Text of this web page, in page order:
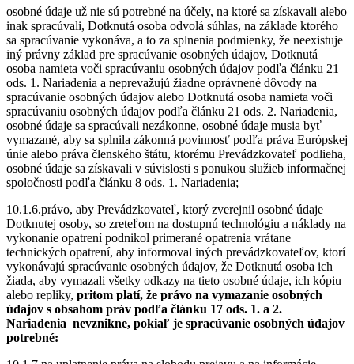
osobné údaje už nie sú potrebné na účely, na ktoré sa získavali alebo
inak spracúvali, Dotknutá osoba odvolá súhlas, na základe ktorého
sa spracúvanie vykonáva, a to za splnenia podmienky, že neexistuje
iný právny základ pre spracúvanie osobných údajov, Dotknutá
osoba namieta voči spracúvaniu osobných údajov podľa článku 21
ods. 1. Nariadenia a neprevažujú žiadne oprávnené dôvody na
spracúvanie osobných údajov alebo Dotknutá osoba namieta voči
spracúvaniu osobných údajov podľa článku 21 ods. 2. Nariadenia,
osobné údaje sa spracúvali nezákonne, osobné údaje musia byť
vymazané, aby sa splnila zákonná povinnosť podľa práva Európskej
únie alebo práva členského štátu, ktorému Prevádzkovateľ podlieha,
osobné údaje sa získavali v súvislosti s ponukou služieb informačnej
spoločnosti podľa článku 8 ods. 1. Nariadenia;
10.1.6.právo, aby Prevádzkovateľ, ktorý zverejnil osobné údaje
Dotknutej osoby, so zreteľom na dostupnú technológiu a náklady na
vykonanie opatrení podnikol primerané opatrenia vrátane
technických opatrení, aby informoval iných prevádzkovateľov, ktorí
vykonávajú spracúvanie osobných údajov, že Dotknutá osoba ich
žiada, aby vymazali všetky odkazy na tieto osobné údaje, ich kópiu
alebo repliky, pritom platí, že právo na vymazanie osobných
údajov s obsahom práv podľa článku 17 ods. 1. a 2.
Nariadenia nevznikne, pokiaľ je spracúvanie osobných údajov
potrebné: